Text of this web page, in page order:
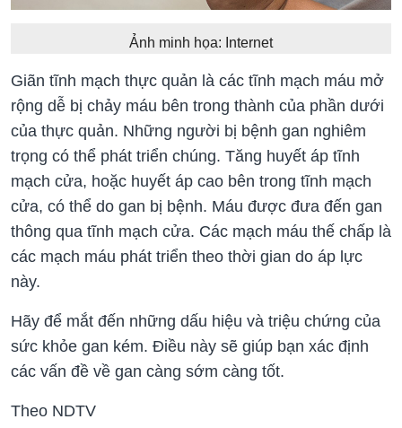
Ảnh minh họa: Internet
Giãn tĩnh mạch thực quản là các tĩnh mạch máu mở
rộng dễ bị chảy máu bên trong thành của phần dưới
của thực quản. Những người bị bệnh gan nghiêm
trọng có thể phát triển chúng. Tăng huyết áp tĩnh
mạch cửa, hoặc huyết áp cao bên trong tĩnh mạch
cửa, có thể do gan bị bệnh. Máu được đưa đến gan
thông qua tĩnh mạch cửa. Các mạch máu thế chấp là
các mạch máu phát triển theo thời gian do áp lực
này.
Hãy để mắt đến những dấu hiệu và triệu chứng của
sức khỏe gan kém. Điều này sẽ giúp bạn xác định
các vấn đề về gan càng sớm càng tốt.
Theo NDTV